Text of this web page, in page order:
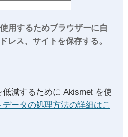
用するためブラウザーに自
レス、サイトを保存する。
低減するために Akismet を使
データの処理方法の詳細はこ